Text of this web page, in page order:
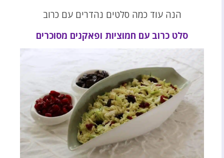
הנה עוד כמה סלטים נהדרים עם כרוב
סלט כרוב עם חמוציות ופאקנים מסוכרים